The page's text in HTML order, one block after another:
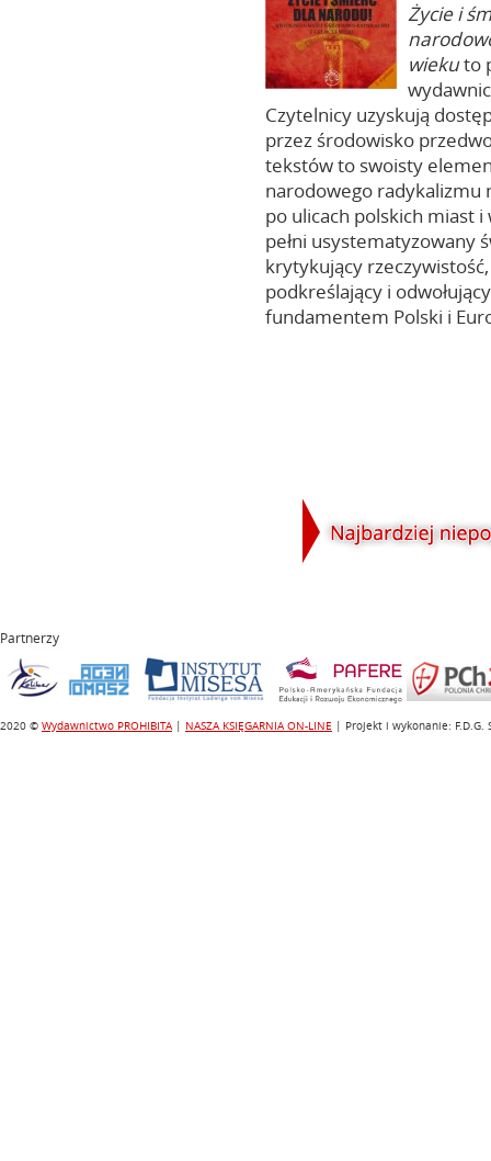
Życie i
wiekuto
Czytelnicy uzyskują
przez środowisko
tekstów to swoisty
narodowego radykalizmu
po ulicach polskich miast
pełni usystematyzowany
krytykujący
podkreślający i
fundamentem Polski i
Partnerzy
2020 © Wydawnictwo PROHIBITA| NASZA KSIĘGARNIA ON-LINE | Projekt i wykonanie: F.D.G.